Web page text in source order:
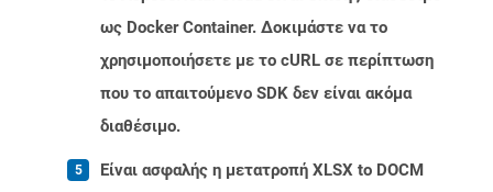
ως Docker Container. Δοκιμάστε να το
χρησιμοποιήσετε με το cURL σε περίπτωση
που το απαιτούμενο SDK δεν είναι ακόμα
διαθέσιμο.
Είναι ασφαλής η μετατροπή XLSX to DOCM